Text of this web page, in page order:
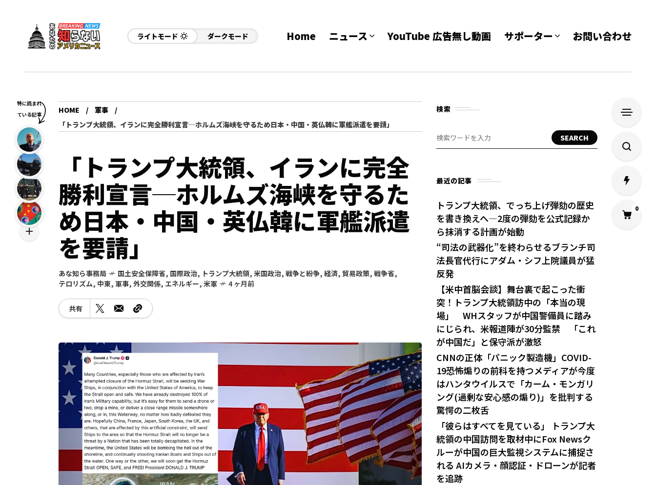
ライトモード ダークモード Home ニュース YouTube 広告無し動画 サポーター お問い合わせ
HOME
軍事
「トランプ大統領、イランに完全勝利宣言─ホルムズ海峡を守るため日本・中国・英仏韓に軍艦派遣を要請」
「トランプ大統領、イランに完全
勝利宣言─ホルムズ海峡を守るた
め日本・中国・英仏韓に軍艦派遣
を要請」
あな知ら事務局 国土安全保障省, 国際政治, トランプ大統領, 米国政治, 戦争と紛争, 経済, 貿易政策, 戦争省,
テロリズム, 中東, 軍事, 外交関係, エネルギー, 米軍 4 ヶ月前
共有
検索
SEARCH
最近の記事
トランプ大統領、でっち上げ弾劾の歴史
を書き換えへ—2度の弾劾を公式記録か
ら抹消する計画が始動
“司法の武器化”を終わらせるブランチ司
法長官代行にアダム・シフ上院議員が猛
反発
【米中首脳会談】舞台裏で起こった衝
突！トランプ大統領訪中の「本当の現
場」 WHスタッフが中国警備員に踏み
にじられ、米報道陣が30分監禁 「これ
が中国だ」と保守派が激怒
CNNの正体「パニック製造機」COVID-
19恐怖煽りの前科を持つメディアが今度
はハンタウイルスで「カーム・モンガリ
ング(過剰な安心感の煽り)」を批判する
驚愕の二枚舌
「彼らはすべてを見ている」 トランプ大
統領の中国訪問を取材中にFox Newsク
ルーが中国の巨大監視システムに捕捉さ
れる AIカメラ・顔認証・ドローンが記者
を追跡
0
特に読まれ
ている記事